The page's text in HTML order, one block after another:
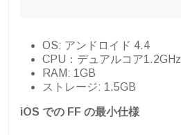
OS: アンドロイド 4.4
CPU：デュアルコア1.2GHz
RAM: 1GB
ストレージ: 1.5GB
iOS での FF の最小仕様